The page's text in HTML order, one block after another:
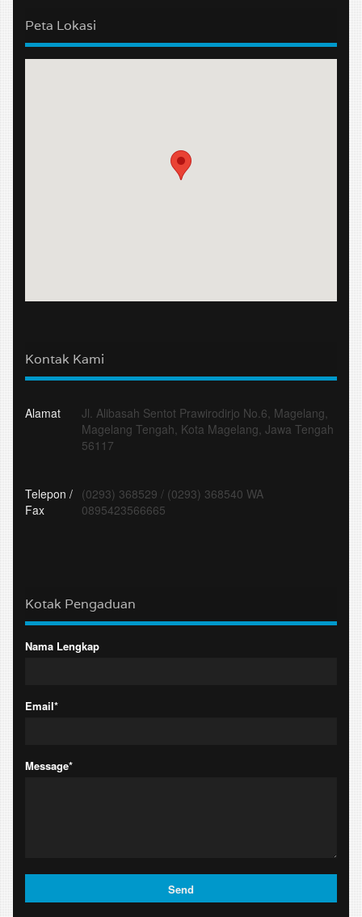
Peta Lokasi
Kontak Kami
Alamat
Jl. Alibasah Sentot Prawirodirjo No.6, Magelang,
Magelang Tengah, Kota Magelang, Jawa Tengah
56117
Telepon /
Fax
(0293) 368529 / (0293) 368540 WA
0895423566665
Kotak Pengaduan
Nama Lengkap
Email*
Message*